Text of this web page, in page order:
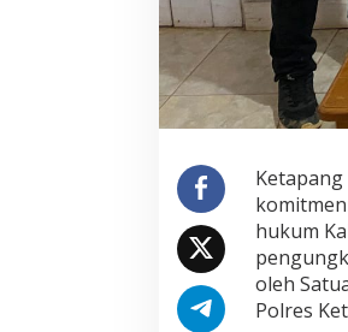
hukum
oleh
Polres